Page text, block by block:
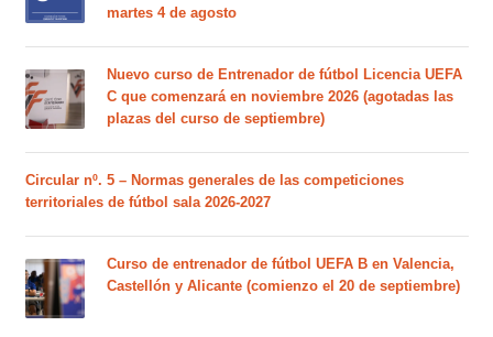
martes 4 de agosto
Nuevo curso de Entrenador de fútbol Licencia UEFA
C que comenzará en noviembre 2026 (agotadas las
plazas del curso de septiembre)
Circular nº. 5 – Normas generales de las competiciones
territoriales de fútbol sala 2026-2027
Curso de entrenador de fútbol UEFA B en Valencia,
Castellón y Alicante (comienzo el 20 de septiembre)